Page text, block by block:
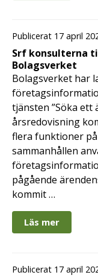
Publicerat 17 april
Srf konsulterna
Bolagsverket
Bolagsverket har
tjänsten ”Söka ett
årsredovisning
flera funktioner
sammanhållen
pågående
kommit …
Läs mer
Publicerat 17 april